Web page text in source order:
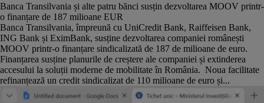
Banca Transilvania și alte patru bănci susțin dezvoltarea MOOV printr-
o finanțare de 187 milioane EUR
Banca Transilvania, împreună cu UniCredit Bank, Raiffeisen Bank,
ING Bank și EximBank, susține dezvoltarea companiei românești
MOOV printr-o finanțare sindicalizată de 187 de milioane de euro.
Finanțarea susține planurile de creștere ale companiei și extinderea
accesului la soluții moderne de mobilitate în România. Noua facilitate
refinanțează un credit sindicalizat de 110 milioane de euro și...